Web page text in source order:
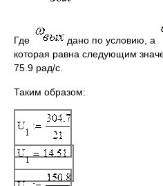
Где дано по условию, а
которая равна следующим
75.9 рад/с.
Таким образом: